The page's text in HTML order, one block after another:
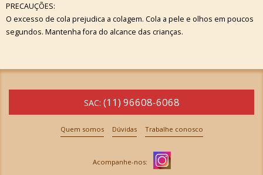
PRECAUÇÕES:
O excesso de cola prejudica a colagem. Cola a pele e olhos em poucos
segundos. Mantenha fora do alcance das crianças.
SAC: (11) 96608-6068
Quem somos Dúvidas Trabalhe conosco